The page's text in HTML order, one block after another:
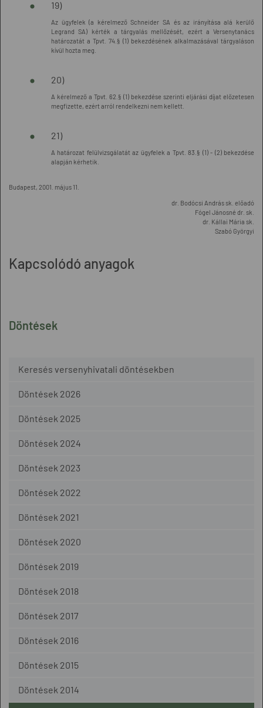
Döntések
Keresés versenyhivatali döntésekben
Döntések 2026
Döntések 2025
Döntések 2024
Döntések 2023
Döntések 2022
Döntések 2021
Döntések 2020
Döntések 2019
Döntések 2018
Döntések 2017
Döntések 2016
Döntések 2015
Döntések 2014
19)
Az ügyfelek (a kérelmező Schneider SA és az irányítása alá kerülő
Legrand SA) kérték a tárgyalás mellőzését, ezért a Versenytanács
határozatát a Tpvt. 74.§ (1) bekezdésének alkalmazásával tárgyaláson
kívül hozta meg.
20)
A kérelmező a Tpvt. 62.§ (1) bekezdése szerinti eljárási díjat előzetesen
megfizette, ezért arról rendelkezni nem kellett.
21)
A határozat felülvizsgálatát az ügyfelek a Tpvt. 83.§ (1) - (2) bekezdése
alapján kérhetik.
Budapest, 2001. május 11.
dr. Bodócsi András sk. előadó
Fógel Jánosné dr. sk.
dr. Kállai Mária sk.
Szabó Györgyi
Kapcsolódó anyagok